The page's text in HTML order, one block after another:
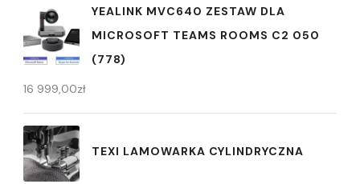
YEALINK MVC640 ZESTAW DLA
MICROSOFT TEAMS ROOMS C2 050
(778)
16 999,00zł
TEXI LAMOWARKA CYLINDRYCZNA